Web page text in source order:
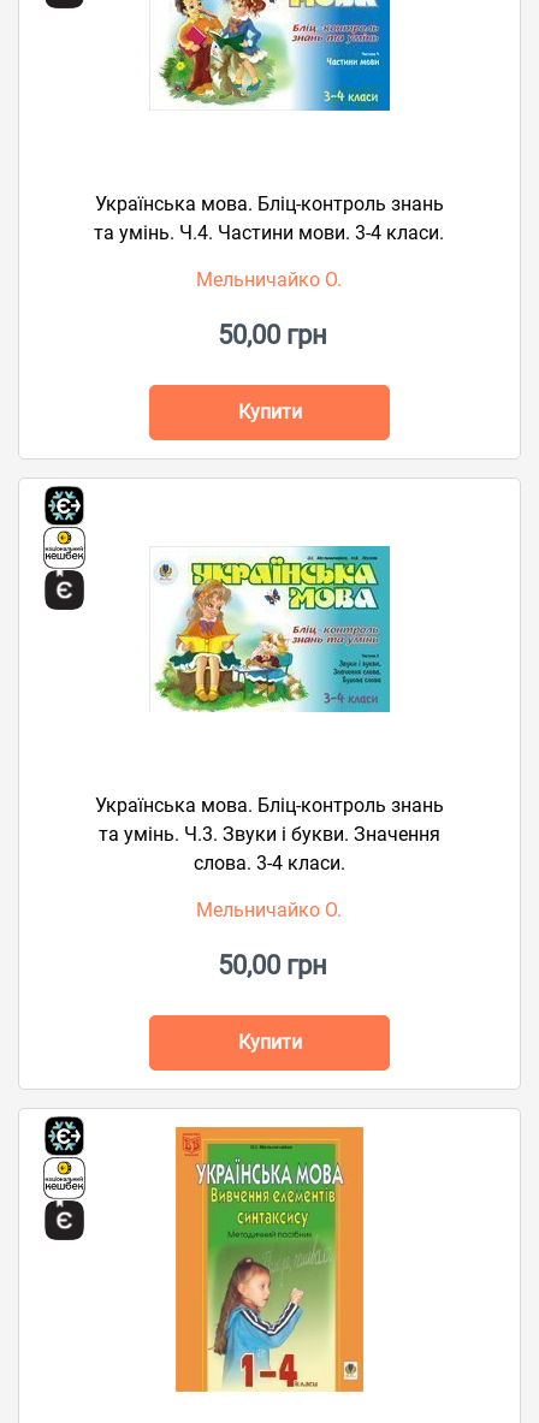
Українська мова. Бліц-контроль знань
та умінь. Ч.4. Частини мови. 3-4 класи.
Мельничайко О.
50,00 грн
Купити
Українська мова. Бліц-контроль знань
та умінь. Ч.3. Звуки і букви. Значення
слова. 3-4 класи.
Мельничайко О.
50,00 грн
Купити